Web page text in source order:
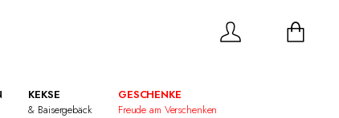
KEKSE
& Baisergebäck
GESCHENKE
Freude am Verschenken